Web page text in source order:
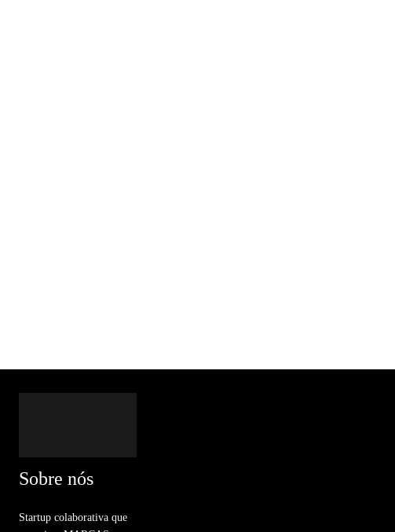
Sobre nós
Startup colaborativa que